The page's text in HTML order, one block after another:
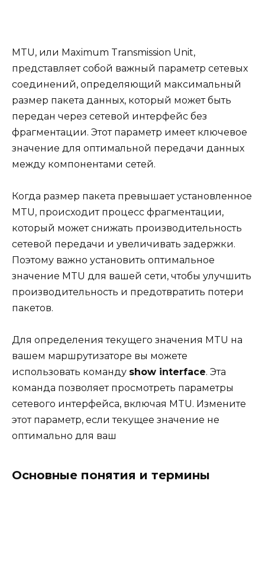
MTU, или Maximum Transmission Unit,
представляет собой важный параметр сетевых
соединений, определяющий максимальный
размер пакета данных, который может быть
передан через сетевой интерфейс без
фрагментации. Этот параметр имеет ключевое
значение для оптимальной передачи данных
между компонентами сетей.
Когда размер пакета превышает установленное
MTU, происходит процесс фрагментации,
который может снижать производительность
сетевой передачи и увеличивать задержки.
Поэтому важно установить оптимальное
значение MTU для вашей сети, чтобы улучшить
производительность и предотвратить потери
пакетов.
Для определения текущего значения MTU на
вашем маршрутизаторе вы можете
использовать команду show interface. Эта
команда позволяет просмотреть параметры
сетевого интерфейса, включая MTU. Измените
этот параметр, если текущее значение не
оптимально для ваш
Основные понятия и термины